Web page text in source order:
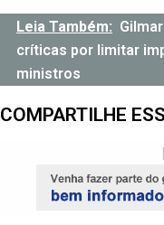
Leia Também:
críticas por limitar
ministros
COMPARTILHE